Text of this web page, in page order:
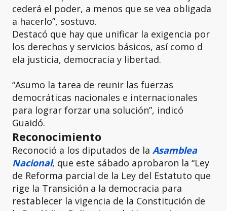
cederá el poder, a menos que se vea obligada
a hacerlo”, sostuvo.
Destacó que hay que unificar la exigencia por
los derechos y servicios básicos, así como d
ela justicia, democracia y libertad.
“Asumo la tarea de reunir las fuerzas
democráticas nacionales e internacionales
para lograr forzar una solución”, indicó
Guaidó.
Reconocimiento
Reconoció a los diputados de la Asamblea
Nacional, que este sábado aprobaron la “Ley
de Reforma parcial de la Ley del Estatuto que
rige la Transición a la democracia para
restablecer la vigencia de la Constitución de